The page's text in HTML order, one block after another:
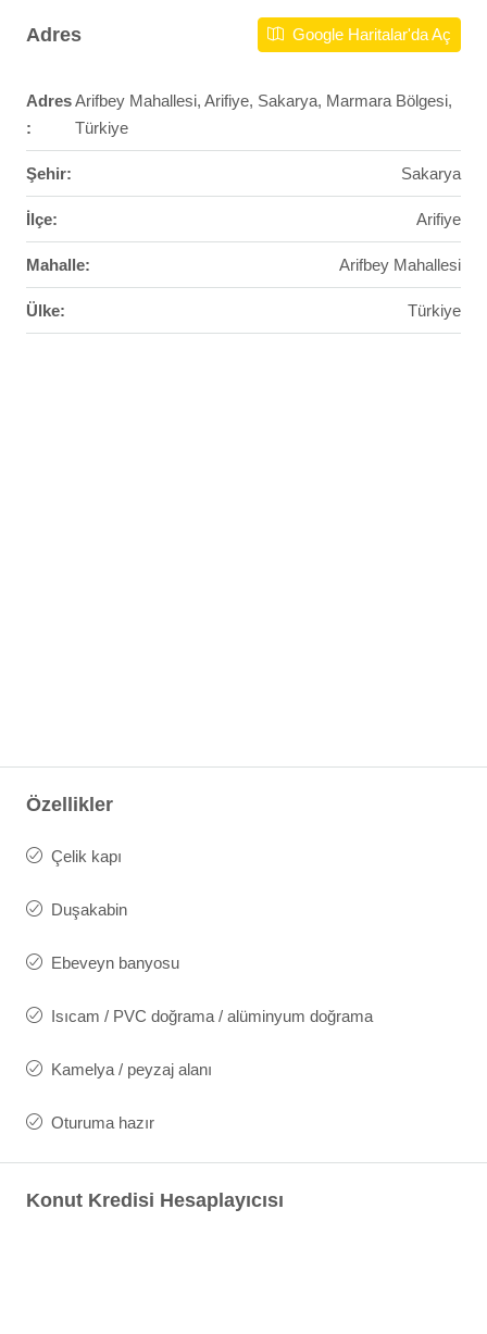
Adres Google Haritalar'da Aç
Adres
:
Arifbey Mahallesi, Arifiye, Sakarya, Marmara Bölgesi,
Türkiye
Şehir: Sakarya
İlçe: Arifiye
Mahalle: Arifbey Mahallesi
Ülke: Türkiye
Özellikler
Çelik kapı
Duşakabin
Ebeveyn banyosu
Isıcam / PVC doğrama / alüminyum doğrama
Kamelya / peyzaj alanı
Oturuma hazır
Konut Kredisi Hesaplayıcısı